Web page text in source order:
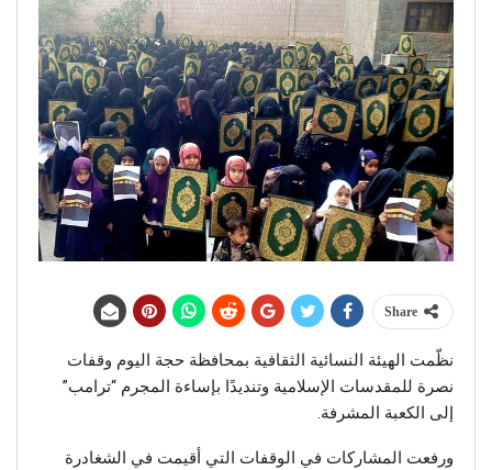
Share
نظّمت الهيئة النسائية الثقافية بمحافظة حجة اليوم وقفات
نصرة للمقدسات الإسلامية وتنديدًا بإساءة المجرم “ترامب”
إلى الكعبة المشرفة.
ورفعت المشاركات في الوقفات التي أقيمت في الشغادرة